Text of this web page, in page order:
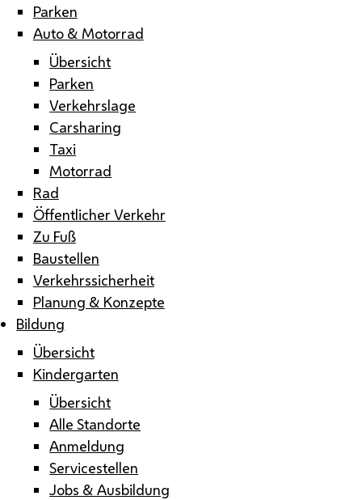
Parken
Auto & Motorrad
Übersicht
Parken
Verkehrslage
Carsharing
Taxi
Motorrad
Rad
Öffentlicher Verkehr
Zu Fuß
Baustellen
Verkehrssicherheit
Planung & Konzepte
Bildung
Übersicht
Kindergarten
Übersicht
Alle Standorte
Anmeldung
Servicestellen
Jobs & Ausbildung